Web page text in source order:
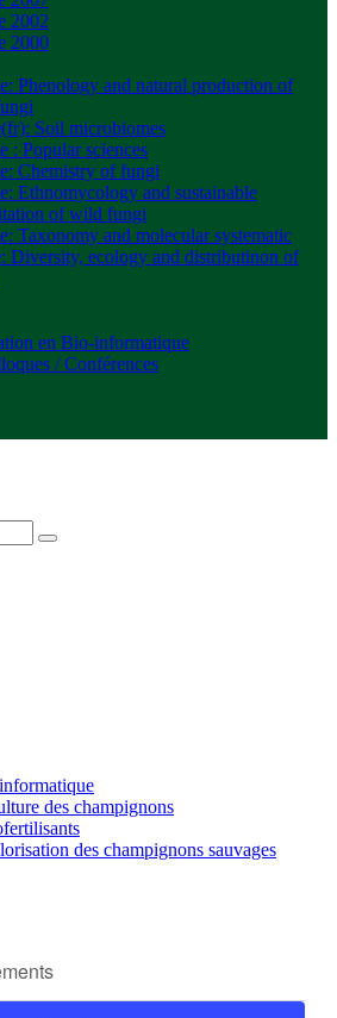
2002
2000
Phenology and natural production of
Soil microbiomes
: Popular sciences
Chemistry of fungi
Ethnomycology and sustainable
of wild fungi
Taxonomy and molecular systematic
Diversity, ecology and distributinon of
en Bio-informatique
/ Conférences
des champignons
des champignons sauvages